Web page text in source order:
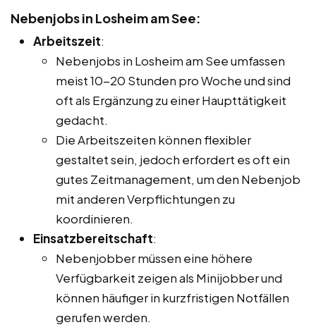
Nebenjobs in Losheim am See:
Arbeitszeit:
Nebenjobs in Losheim am See umfassen
meist 10-20 Stunden pro Woche und sind
oft als Ergänzung zu einer Haupttätigkeit
gedacht.
Die Arbeitszeiten können flexibler
gestaltet sein, jedoch erfordert es oft ein
gutes Zeitmanagement, um den Nebenjob
mit anderen Verpflichtungen zu
koordinieren.
Einsatzbereitschaft:
Nebenjobber müssen eine höhere
Verfügbarkeit zeigen als Minijobber und
können häufiger in kurzfristigen Notfällen
gerufen werden.